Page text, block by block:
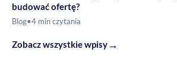
budować ofertę?
Blog•4 min czytania
Zobacz wszystkie wpisy→